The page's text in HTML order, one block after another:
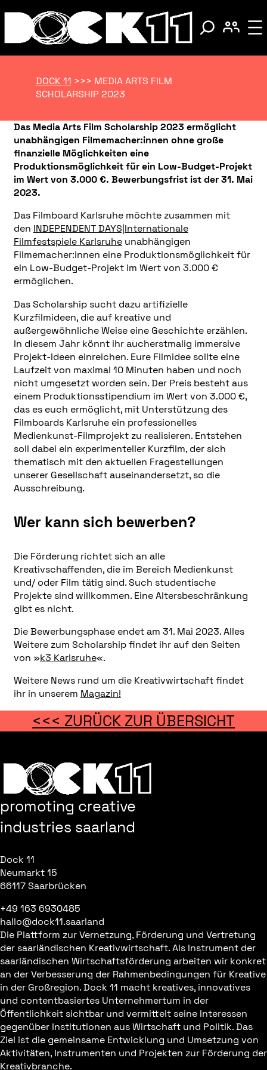
DOCK 11 >>> MEDIA ARTS FILM
SCHOLARSHIP 2023
Das Media Arts Film Scholarship 2023 ermöglicht
unabhängigen Filmemacher:innen ohne große
finanzielle Möglichkeiten eine
Produktionsmöglichkeit für ein Low-Budget-Projekt
im Wert von 3.000 €. Bewerbungsfrist ist der 31. Mai
2023.
Das Filmboard Karlsruhe möchte zusammen mit
den INDEPENDENT DAYS|Internationale
Filmfestspiele Karlsruheunabhängigen
Filmemacher:innen eine Produktionsmöglichkeit für
ein Low-Budget-Projekt im Wert von 3.000 €
ermöglichen.
Das Scholarship sucht dazu artifizielle
Kurzfilmideen, die auf kreative und
außergewöhnliche Weise eine Geschichte erzählen.
In diesem Jahr könnt ihr aucherstmalig immersive
Projekt-Ideen einreichen. Eure Filmidee sollte eine
Laufzeit von maximal 10 Minuten haben und noch
nicht umgesetzt worden sein. Der Preis besteht aus
einem Produktionsstipendium im Wert von 3.000 €,
das es euch ermöglicht, mit Unterstützung des
Filmboards Karlsruhe ein professionelles
Medienkunst-Filmprojekt zu realisieren. Entstehen
soll dabei ein experimenteller Kurzfilm, der sich
thematisch mit den aktuellen Fragestellungen
unserer Gesellschaft auseinandersetzt, so die
Ausschreibung.
Wer kann sich bewerben?
Die Förderung richtet sich an alle
Kreativschaffenden, die im Bereich Medienkunst
und/ oder Film tätig sind. Such studentische
Projekte sind willkommen. Eine Altersbeschränkung
gibt es nicht.
Die Bewerbungsphase endet am 31. Mai 2023. Alles
Weitere zum Scholarship findet ihr auf den Seiten
von »k3 Karlsruhe«.
Weitere News rund um die Kreativwirtschaft findet
ihr in unserem Magazin!
<<< ZURÜCK ZUR ÜBERSICHT
promoting creative
industries saarland
Dock 11
Neumarkt 15
66117 Saarbrücken
+49 163 6930485
hallo@dock11.saarland
Die Plattform zur Vernetzung, Förderung und Vertretung
der saarländischen Kreativwirtschaft. Als Instrument der
saarländischen Wirtschaftsförderung arbeiten wir konkret
an der Verbesserung der Rahmenbedingungen für Kreative
in der Großregion. Dock 11 macht kreatives, innovatives
und contentbasiertes Unternehmertum in der
Öffentlichkeit sichtbar und vermittelt seine Interessen
gegenüber Institutionen aus Wirtschaft und Politik. Das
Ziel ist die gemeinsame Entwicklung und Umsetzung von
Aktivitäten, Instrumenten und Projekten zur Förderung der
Kreativbranche.